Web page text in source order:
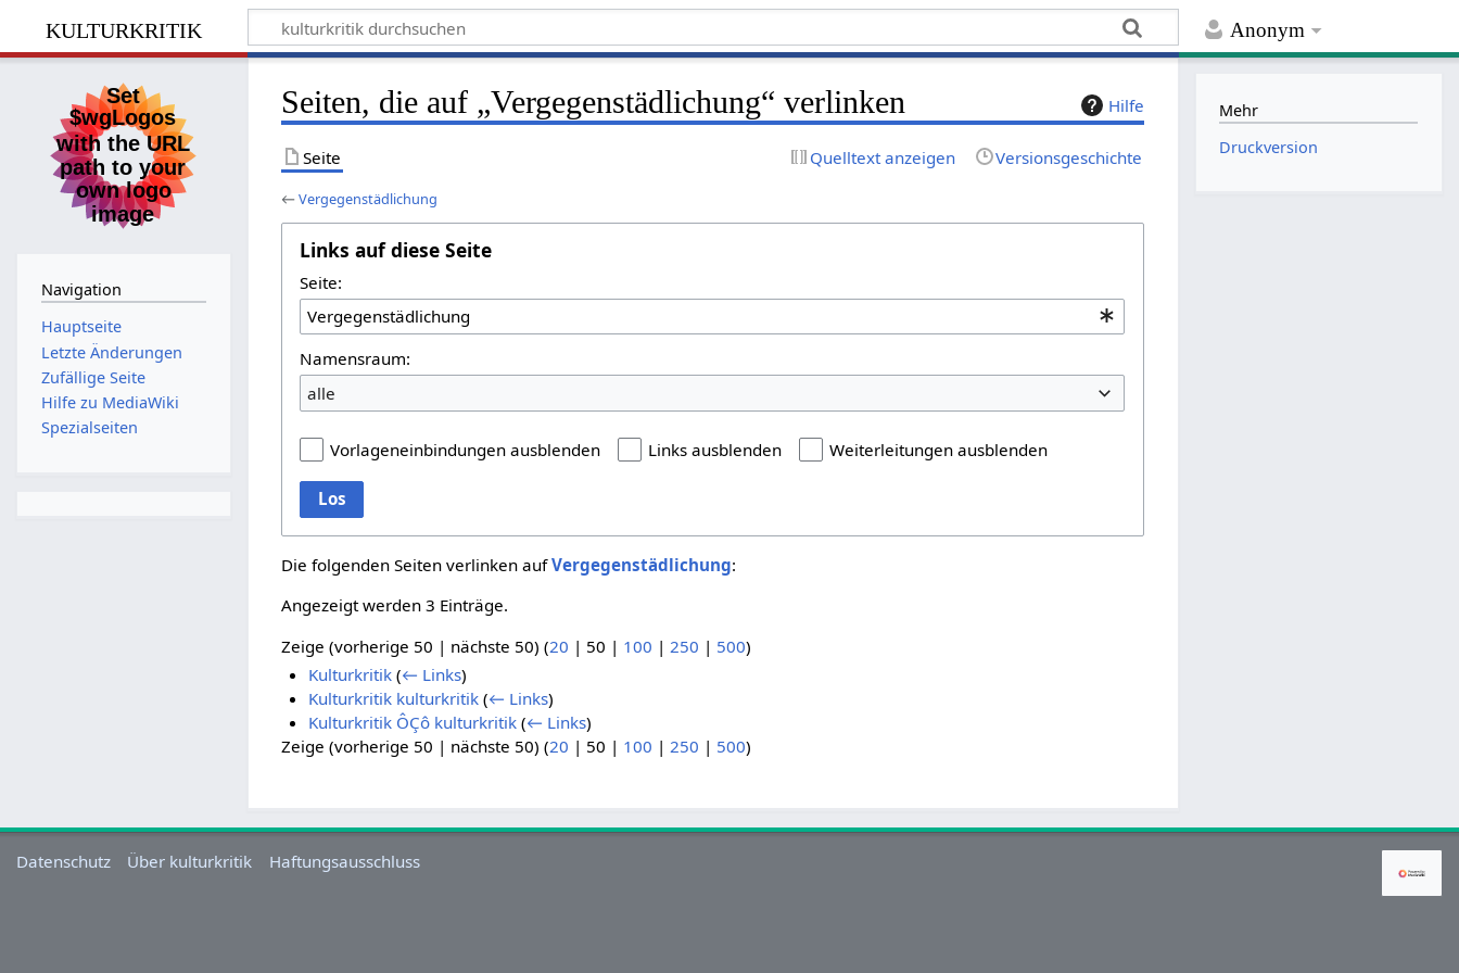
Anonym
kulturkritik
Hilfe
Seiten, die auf „Vergegenstädlichung“ verlinken
Seite Quelltext anzeigen Versionsgeschichte
←Vergegenstädlichung
Links auf diese Seite
Seite:
Namensraum:
alle
Vorlageneinbindungen ausblenden Links ausblenden Weiterleitungen ausblenden
Los
Die folgenden Seiten verlinken aufVergegenstädlichung:
Angezeigt werden 3 Einträge.
Zeige (vorherige 50 | nächste 50) (20 | 50 | 100 | 250 | 500)
Kulturkritik (← Links)
Kulturkritik kulturkritik (← Links)
Kulturkritik ÔÇô kulturkritik (← Links)
Zeige (vorherige 50 | nächste 50) (20 | 50 | 100 |250 | 500)
Navigation
Hauptseite
Letzte Änderungen
Zufällige Seite
Hilfe zu MediaWiki
Spezialseiten
Mehr
Druckversion
Datenschutz Über kulturkritik Haftungsausschluss